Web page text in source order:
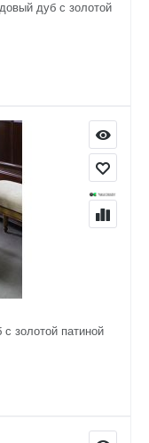
дуб с золотой
золотой патиной